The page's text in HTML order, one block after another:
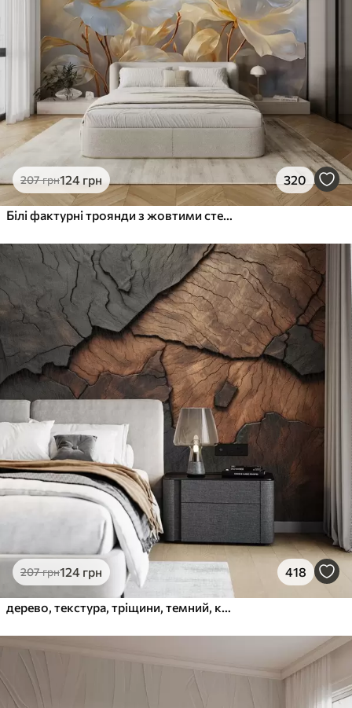
207грн124 грн 320
207грн124 грн 418